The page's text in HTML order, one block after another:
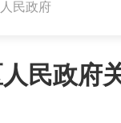
民政府
民政府